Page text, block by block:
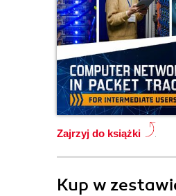
Zajrzyj do książki
Kup w